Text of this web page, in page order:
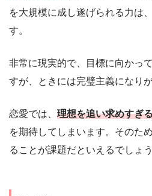
を大規模に成し遂げられる力は
す。
非常に現実的で、目標に向かっ
すが、ときには完璧主義になりが
恋愛では、 理想を追い求めすぎ
を期待してしまいます。そのた
ることが課題だといえるでしょう